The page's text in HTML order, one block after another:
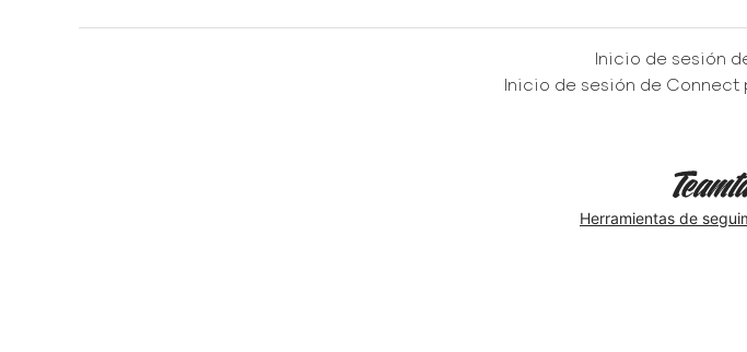
Inicio de sesión
Inicio de sesión de
Herramientas de